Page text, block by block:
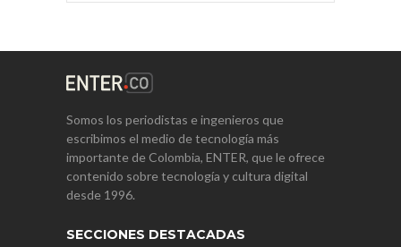
Somos los periodistas e ingenieros que
escribimos el medio de tecnología más
importante de Colombia, ENTER, que le ofrece
contenido sobre tecnología y cultura digital
desde 1996.
SECCIONES DESTACADAS